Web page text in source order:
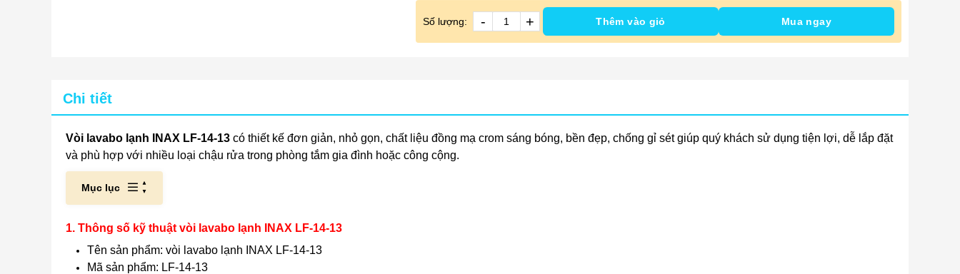
Số lượng: - + Thêm vào giỏ Mua ngay
Chi tiết
Vòi lavabo lạnh INAX LF-14-13 có thiết kế đơn giản, nhỏ gọn, chất liệu đồng mạ crom sáng bóng, bền đẹp, chống gỉ sét giúp quý khách sử dụng tiện lợi, dễ lắp đặt
và phù hợp với nhiều loại chậu rửa trong phòng tắm gia đình hoặc công cộng.
Mục lục
1. Thông số kỹ thuật vòi lavabo lạnh INAX LF-14-13
Tên sản phẩm: vòi lavabo lạnh INAX LF-14-13
Mã sản phẩm: LF-14-13